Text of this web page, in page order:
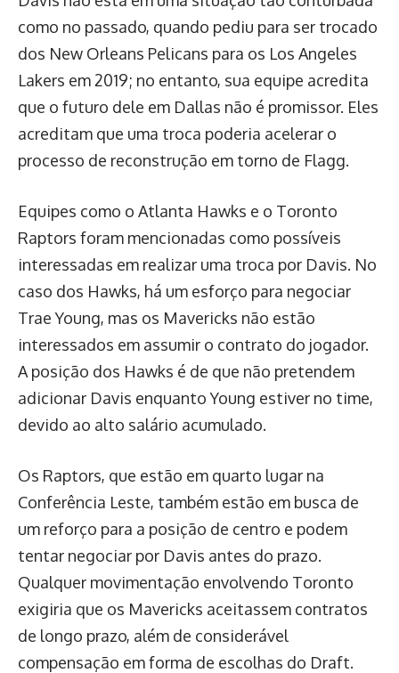
como no passado, quando pediu para ser trocado
dos New Orleans Pelicans para os Los Angeles
Lakers em 2019; no entanto, sua equipe acredita
que o futuro dele em Dallas não é promissor. Eles
acreditam que uma troca poderia acelerar o
processo de reconstrução em torno de Flagg.
Equipes como o Atlanta Hawks e o Toronto
Raptors foram mencionadas como possíveis
interessadas em realizar uma troca por Davis. No
caso dos Hawks, há um esforço para negociar
Trae Young, mas os Mavericks não estão
interessados em assumir o contrato do jogador.
A posição dos Hawks é de que não pretendem
adicionar Davis enquanto Young estiver no time,
devido ao alto salário acumulado.
Os Raptors, que estão em quarto lugar na
Conferência Leste, também estão em busca de
um reforço para a posição de centro e podem
tentar negociar por Davis antes do prazo.
Qualquer movimentação envolvendo Toronto
exigiria que os Mavericks aceitassem contratos
de longo prazo, além de considerável
compensação em forma de escolhas do Draft.